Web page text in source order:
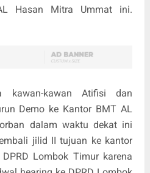
Hasan Mitra Ummat ini.
kawan-kawan Atifisi dan
Demo ke Kantor BMT AL
dalam waktu dekat ini
jilid II tujuan ke kantor
Lombok Timur karena